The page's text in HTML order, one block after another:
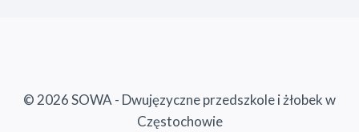
© 2026 SOWA - Dwujęzyczne przedszkole i żłobek w
Częstochowie